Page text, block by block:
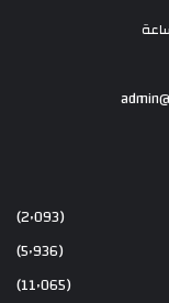
(2٬093)
(5٬936)
(11٬065)